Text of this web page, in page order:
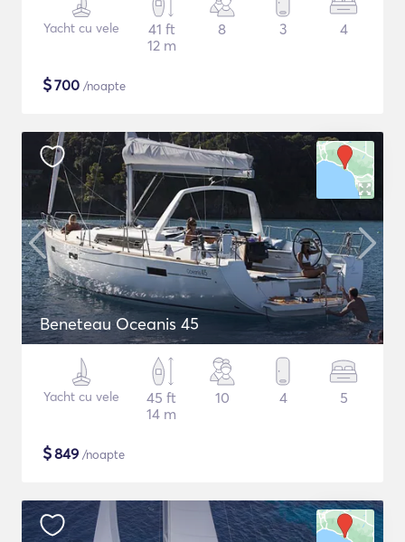
Yacht cu vele
41 ft
12 m
8 3 4
$700 /noapte
Beneteau Oceanis 45
Yacht cu vele
45 ft
14 m
10 4 5
$849 /noapte